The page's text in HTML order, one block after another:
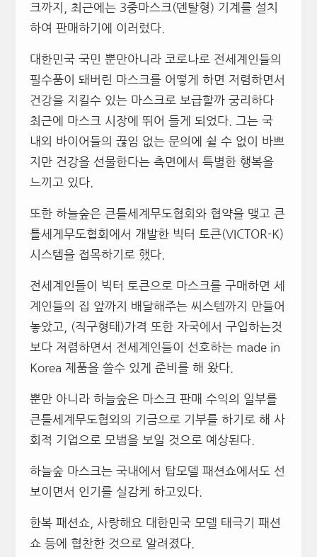
크까지, 최근에는 3중마스크(덴탈형) 기계를 설치
하여 판매하기에 이러렀다.
대한민국 국민 뿐만아니라 코로나로 전세계인들의
필수품이 돼버린 마스크를 어떻게 하면 저렴하면서
건강을 지킬수 있는 마스크로 보급할까 궁리하다
최근에 마스크 시장에 뛰어 들게 되었다. 그는 국
내외 바이어들의 끊임 없는 문의에 쉴 수 없이 바쁘
지만 건강을 선물한다는 측면에서 특별한 행복을
느끼고 있다.
또한 하늘숲은 큰틀세계무도협회와 협약을 맺고 큰
틀세게무도협회에서 개발한 빅터 토큰(VICTOR-K)
시스템을 접목하기로 했다.
전세계인들이 빅터 토큰으로 마스크를 구매하면 세
계인들의 집 앞까지 배달해주는 씨스템까지 만들어
놓았고, (직구형태)가격 또한 자국에서 구입하는것
보다 저렴하면서 전세계인들이 선호하는 made in
Korea 제품을 쓸수 있게 준비를 해 왔다.
뿐만 아니라 하늘숲은 마스크 판매 수익의 일부를
큰틀세계무도협외의 기금으로 기부를 하기로 해 사
회적 기업으로 모범을 보일 것으로 예상된다.
하늘숲 마스크는 국내에서 탑모델 패션쇼에서도 선
보이면서 인기를 실감케 하고있다.
한복 패션쇼, 사랑해요 대한민국 모델 태극기 패션
쇼 등에 협찬한 것으로 알려졌다.